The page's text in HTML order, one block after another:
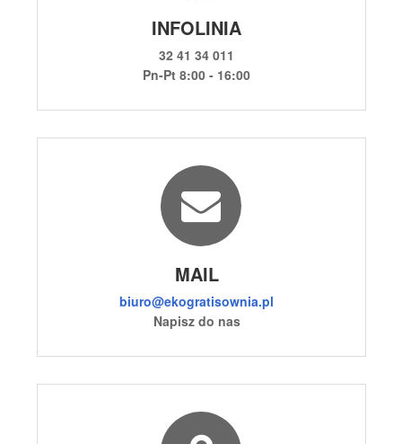
INFOLINIA
32 41 34 011
Pn-Pt 8:00 - 16:00
MAIL
biuro@ekogratisownia.pl
Napisz do nas